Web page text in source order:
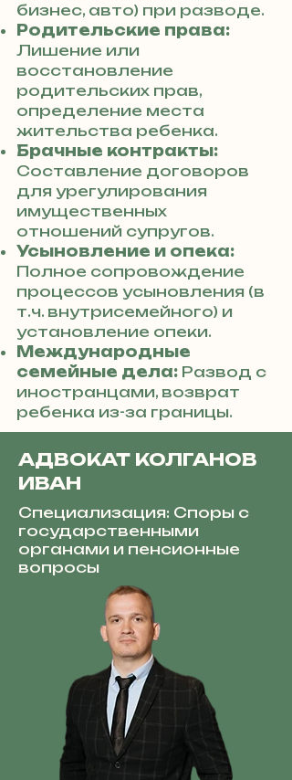
бизнес, авто) при разводе.
Родительские права:
Лишение или
восстановление
родительских прав,
определение места
жительства ребенка.
Брачные контракты:
Составление договоров
для урегулирования
имущественных
отношений супругов.
Усыновление и опека:
Полное сопровождение
процессов усыновления (в
т.ч. внутрисемейного) и
установление опеки.
Международные
семейные дела: Развод с
иностранцами, возврат
ребенка из-за границы.
АДВОКАТ КОЛГАНОВ
ИВАН
Специализация: Споры с
государственными
органами и пенсионные
вопросы